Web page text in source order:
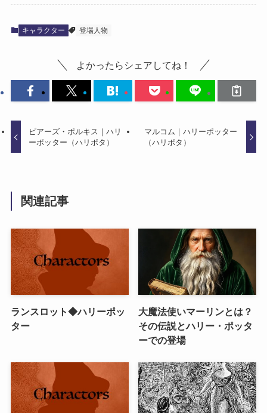
キャラクター 登場人物
よかったらシェアしてね！
ピアーズ・ポルキス｜ハリ
ーポッター（ハリポタ）
マルコム｜ハリーポッター
（ハリポタ）
関連記事
ランスロット◆ハリーポッ
ター
大魔法使いマーリンとは？
その伝説とハリー・ポッタ
ーでの登場